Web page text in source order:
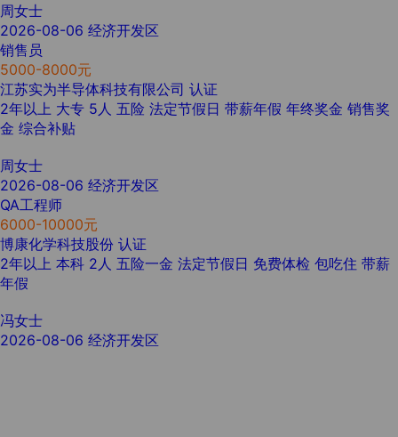
周女士
2026-08-06 经济开发区
销售员
5000-8000元
江苏实为半导体科技有限公司 认证
2年以上 大专 5人 五险 法定节假日 带薪年假 年终奖金 销售奖
金 综合补贴
周女士
2026-08-06 经济开发区
QA工程师
6000-10000元
博康化学科技股份 认证
2年以上 本科 2人 五险一金 法定节假日 免费体检 包吃住 带薪
年假
冯女士
2026-08-06 经济开发区